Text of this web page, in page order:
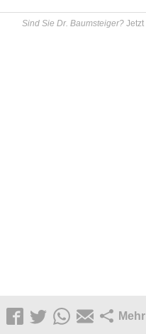
Sind Sie Dr. Baumsteiger? Jetzt
Mehr